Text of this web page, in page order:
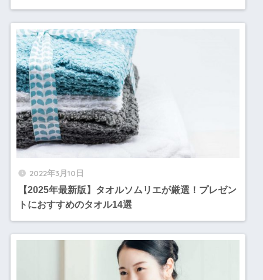
2022年3月10日
【2025年最新版】タオルソムリエが厳選！プレゼン
トにおすすめのタオル14選